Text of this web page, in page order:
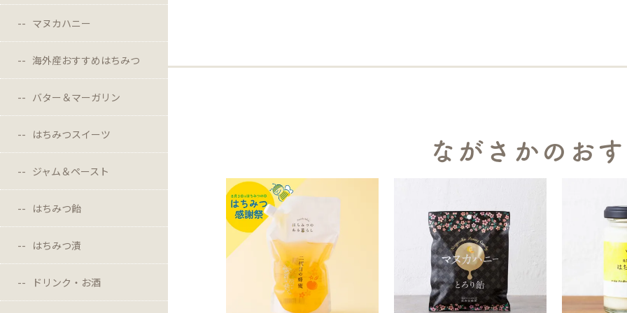
マヌカハニー
海外産おすすめはちみつ
バター＆マーガリン
はちみつスイーツ
ジャム＆ペースト
はちみつ飴
はちみつ漬
ドリンク・お酒
ながさかのお